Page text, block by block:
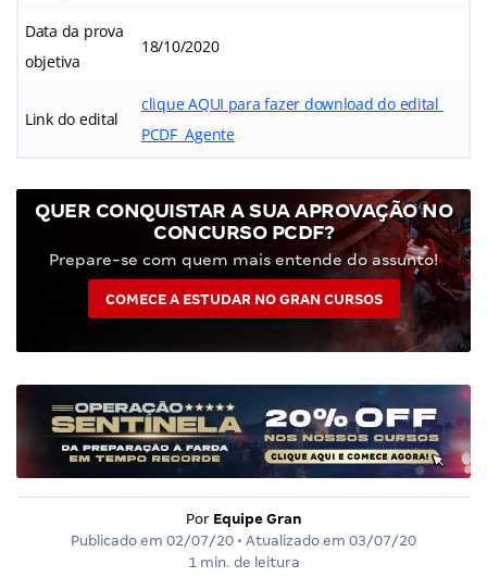
Data da prova
objetiva
18/10/2020
Link do edital
clique AQUI para fazer download do edital
PCDF Agente
QUER CONQUISTAR A SUA APROVAÇÃO NO
CONCURSO PCDF?
Prepare-se com quem mais entende do assunto!
COMECE A ESTUDAR NO GRAN CURSOS
Por Equipe Gran
Publicado em 02/07/20 • Atualizado em 03/07/20
1 min. de leitura